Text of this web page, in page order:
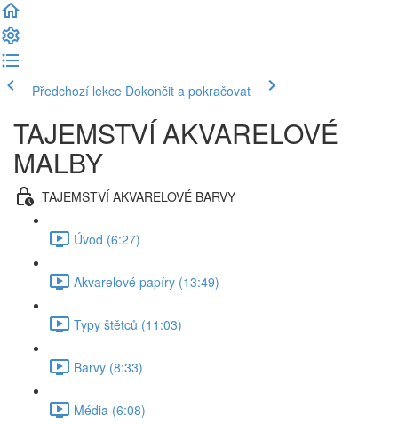
Předchozí lekce Dokončit a pokračovat
TAJEMSTVÍ AKVARELOVÉ
MALBY
TAJEMSTVÍ AKVARELOVÉ BARVY
Úvod (6:27)
Akvarelové papíry (13:49)
Typy štětců (11:03)
Barvy (8:33)
Média (6:08)